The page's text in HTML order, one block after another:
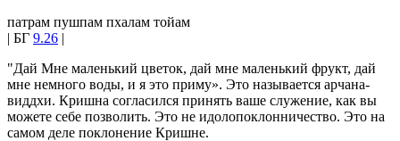
патрам пушпам пхалам тойам
| БГ 9.26 |
"Дай Мне маленький цветок, дай мне маленький фрукт, дай
мне немного воды, и я это приму». Это называется арчана-
виддхи. Кришна согласился принять ваше служение, как вы
можете себе позволить. Это не идолопоклонничество. Это на
самом деле поклонение Кришне.